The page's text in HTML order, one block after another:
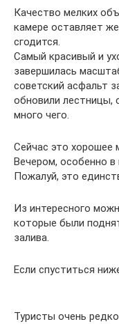
Качество мелких
камере оставляет
сгодится.
Самый красивый и
завершилась
советский асфальт
обновили лестницы,
много чего.
Сейчас это хорошее
Вечером, особенно
Пожалуй, это
Из интересного
которые были
залива.
Если спуститься
Туристы очень